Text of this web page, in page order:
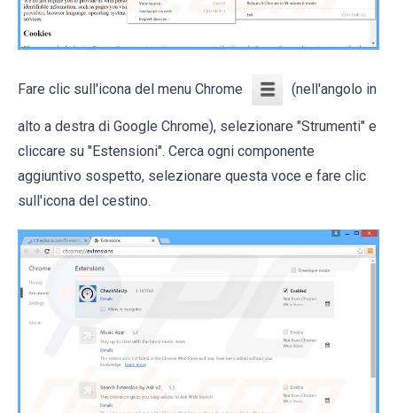
Fare clic sull'icona del menu Chrome (nell'angolo in
alto a destra di Google Chrome), selezionare "Strumenti" e
cliccare su "Estensioni". Cerca ogni componente
aggiuntivo sospetto, selezionare questa voce e fare clic
sull'icona del cestino.